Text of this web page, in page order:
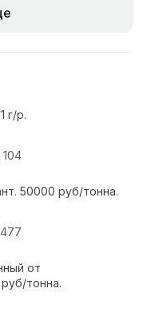
г/р.
104
50000 руб/тонна.
от
тонна.